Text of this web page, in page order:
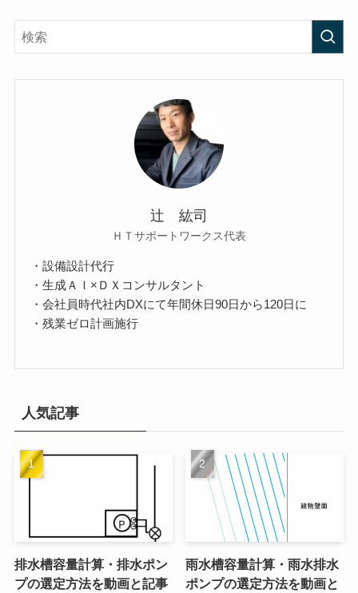
辻 紘司
ＨＴサポートワークス代表
・設備設計代行
・生成ＡＩ×ＤＸコンサルタント
・会社員時代社内DXにて年間休日90日から120日に
・残業ゼロ計画施行
人気記事
排水槽容量計算・排水ポン
プの選定方法を動画と記事
雨水槽容量計算・雨水排水
ポンプの選定方法を動画と